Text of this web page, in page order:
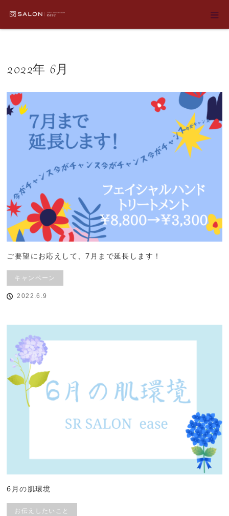
2022年 6月
2022年 6月
ご要望にお応えして、7月まで延長します！
キャンペーン
2022.6.9
6月の肌環境
お伝えしたいこと